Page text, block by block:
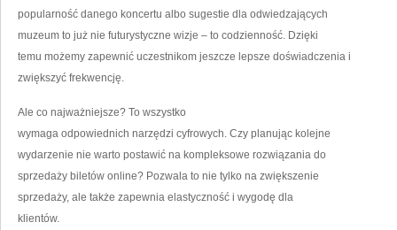
popularność danego koncertu albo sugestie dla odwiedzających
muzeum to już nie futurystyczne wizje – to codzienność. Dzięki
temu możemy zapewnić uczestnikom jeszcze lepsze doświadczenia i
zwiększyć frekwencję.
Ale co najważniejsze? To wszystko
wymaga odpowiednich narzędzi cyfrowych. Czy planując kolejne
wydarzenie nie warto postawić na kompleksowe rozwiązania do
sprzedaży biletów online? Pozwala to nie tylko na zwiększenie
sprzedaży, ale także zapewnia elastyczność i wygodę dla
klientów.